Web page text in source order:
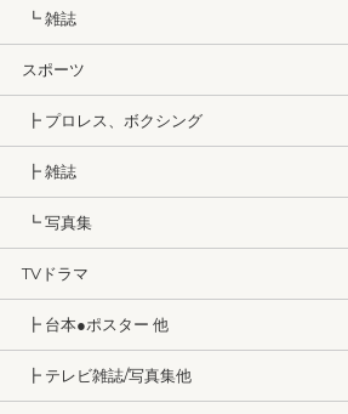
┗ 雑誌
スポーツ
┣ プロレス、ボクシング
┣ 雑誌
┗ 写真集
TVドラマ
┣ 台本●ポスター 他
┣ テレビ雑誌/写真集他